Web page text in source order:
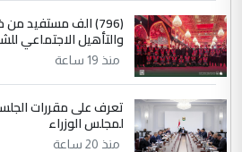
(796) الف مستفيد
والتأهيل الاجتماعي
منذ 19 ساعة
تعرف على مقررات
لمجلس الوزراء
منذ 20 ساعة